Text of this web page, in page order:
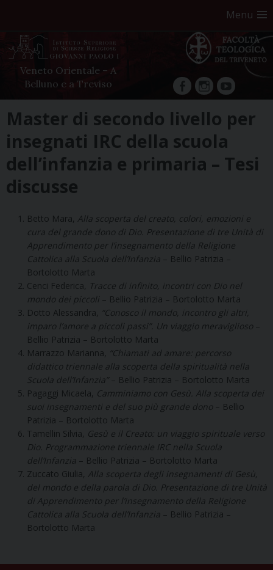
Menu
Veneto Orientale – A
Belluno e a Treviso
facebookInstagram
YouTube
content
Master di secondo livello per
insegnati IRC della scuola
dell’infanzia e primaria – Tesi
discusse
Betto Mara, Alla scoperta del creato, colori, emozioni e
cura del grande dono di Dio. Presentazione di tre Unità di
Apprendimento per l’insegnamento della Religione
Cattolica alla Scuola dell’Infanzia – Bellio Patrizia –
Bortolotto Marta
Cenci Federica, Tracce di infinito, incontri con Dio nel
mondo dei piccoli – Bellio Patrizia – Bortolotto Marta
Dotto Alessandra, “Conosco il mondo, incontro gli altri,
imparo l’amore a piccoli passi”. Un viaggio meraviglioso –
Bellio Patrizia – Bortolotto Marta
Marrazzo Marianna, “Chiamati ad amare: percorso
didattico triennale alla scoperta della spiritualità nella
Scuola dell’Infanzia”– Bellio Patrizia – Bortolotto Marta
Pagaggi Micaela, Camminiamo con Gesù. Alla scoperta dei
suoi insegnamenti e del suo più grande dono – Bellio
Patrizia – Bortolotto Marta
Tamellin Silvia, Gesù e il Creato: un viaggio spirituale verso
Dio. Programmazione triennale IRC nella Scuola
dell’Infanzia – Bellio Patrizia – Bortolotto Marta
Zuccato Giulia, Alla scoperta degli insegnamenti di Gesù,
del mondo e della parola di Dio. Presentazione di tre Unità
di Apprendimento per l’insegnamento della Religione
Cattolica alla Scuola dell’Infanzia – Bellio Patrizia –
Bortolotto Marta